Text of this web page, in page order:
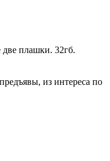
две плашки. 32гб.
из интереса по